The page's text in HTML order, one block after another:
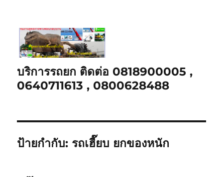
บริการรถยก ติดต่อ 0818900005 ,
0640711613 , 0800628488
ป้ายกำกับ: รถเฮี๊ยบ ยกของหนัก